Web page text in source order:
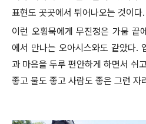
표현도 곳곳에서 튀어나오는 것이다.
이런 오횡묵에게 무진정은 가뭄 끝
에서 만나는 오아시스와도 같았다.
과 마음을 두루 편안하게 하면서 쉬
좋고 물도 좋고 사람도 좋은 그런 자